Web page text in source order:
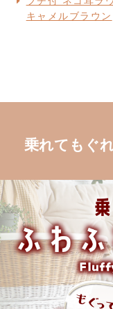
キャメルブラウン
乗れてもぐ